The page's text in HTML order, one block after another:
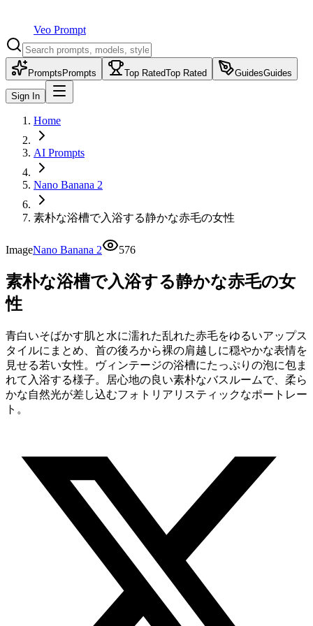
Veo Prompt
Prompts Prompts Top RatedTop Rated GuidesGuides
Sign In
Home
AI Prompts
Nano Banana 2
素朴な浴槽で入浴する静かな赤毛の女性
ImageNano Banana 2 576
素朴な浴槽で入浴する静かな赤毛の女
性
青白いそばかす肌と水に濡れた乱れた赤毛をゆるいアップス
タイルにまとめ、首の後ろから裸の肩越しに穏やかな表情を
見せる若い女性。ヴィンテージの浴槽にたっぷりの泡に包ま
れて入浴する様子。居心地の良い素朴なバスルームで、柔ら
かな自然光が差し込むフォトリアリスティックなポートレー
ト。